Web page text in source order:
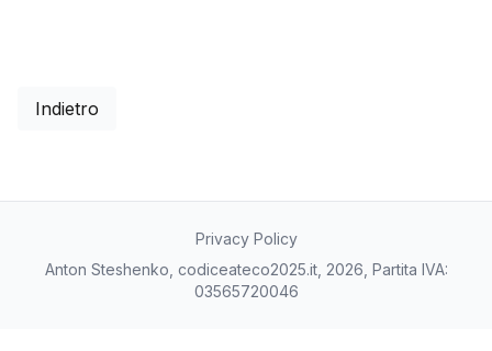
Indietro
Privacy Policy
Anton Steshenko, codiceateco2025.it, 2026, Partita IVA:
03565720046